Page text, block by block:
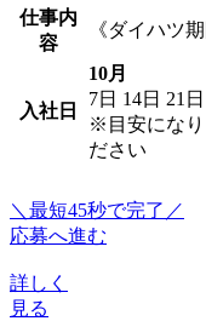
仕事内
容
《ダイハツ
入社日
10月
7日 14日 21日
※目安になり
ださい
＼最短45秒で完了／
応募へ進む
詳しく
見る